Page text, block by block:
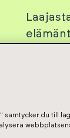
samtycker du till